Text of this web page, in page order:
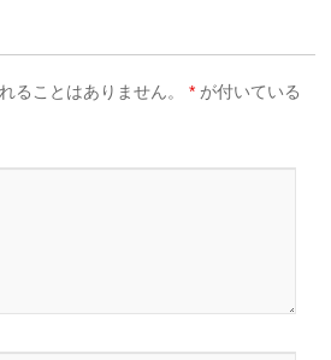
ることはありません。 * が付いている